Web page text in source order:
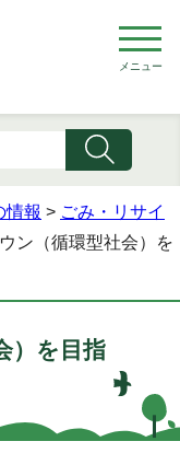
メニュー
情報 > ごみ・リサイ
ン（循環型社会）を
）を目指